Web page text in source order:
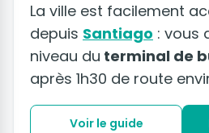
La ville est facilement
depuis Santiago : vous
niveau du terminal de
après 1h30 de route
Voir le guide